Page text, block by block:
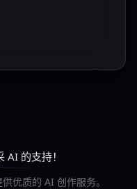
的支持！
优质的 AI 创作服务。